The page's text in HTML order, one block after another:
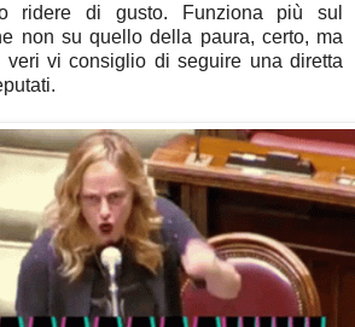
ridere di gusto. Funziona più sul
non su quello della paura, certo, ma
vi consiglio di seguire una diretta